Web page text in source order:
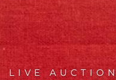
LIVE AUCTION